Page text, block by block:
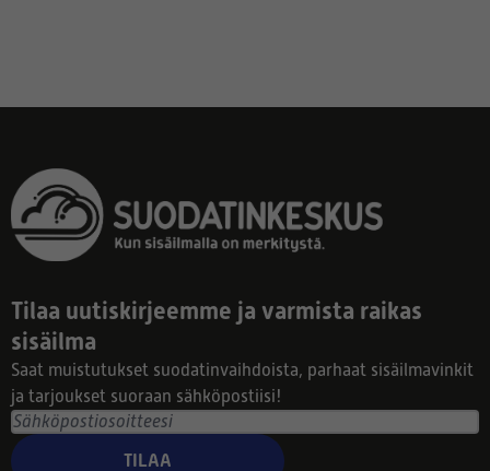
Tilaa uutiskirjeemme ja varmista raikas
sisäilma
Saat muistutukset suodatinvaihdoista, parhaat sisäilmavinkit
ja tarjoukset suoraan sähköpostiisi!
TILAA